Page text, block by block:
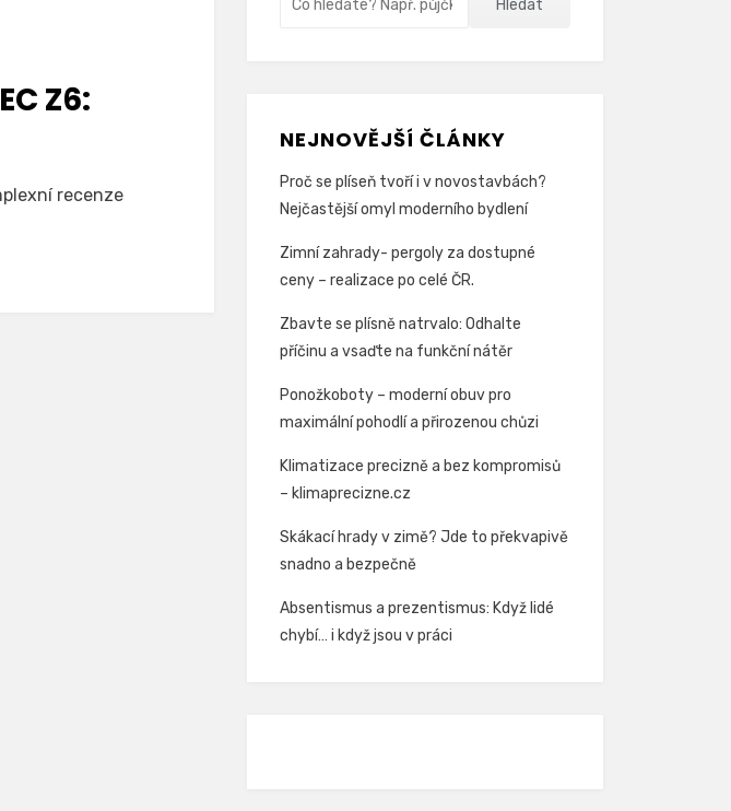
Z6:
recenze
Hledat
NEJNOVĚJŠÍ ČLÁNKY
Proč se plíseň tvoří i v novostavbách?
Nejčastější omyl moderního bydlení
Zimní zahrady- pergoly za dostupné
ceny – realizace po celé ČR.
Zbavte se plísně natrvalo: Odhalte
příčinu a vsaďte na funkční nátěr
Ponožkoboty – moderní obuv pro
maximální pohodlí a přirozenou chůzi
Klimatizace precizně a bez kompromisů
– klimaprecizne.cz
Skákací hrady v zimě? Jde to překvapivě
snadno a bezpečně
Absentismus a prezentismus: Když lidé
chybí… i když jsou v práci